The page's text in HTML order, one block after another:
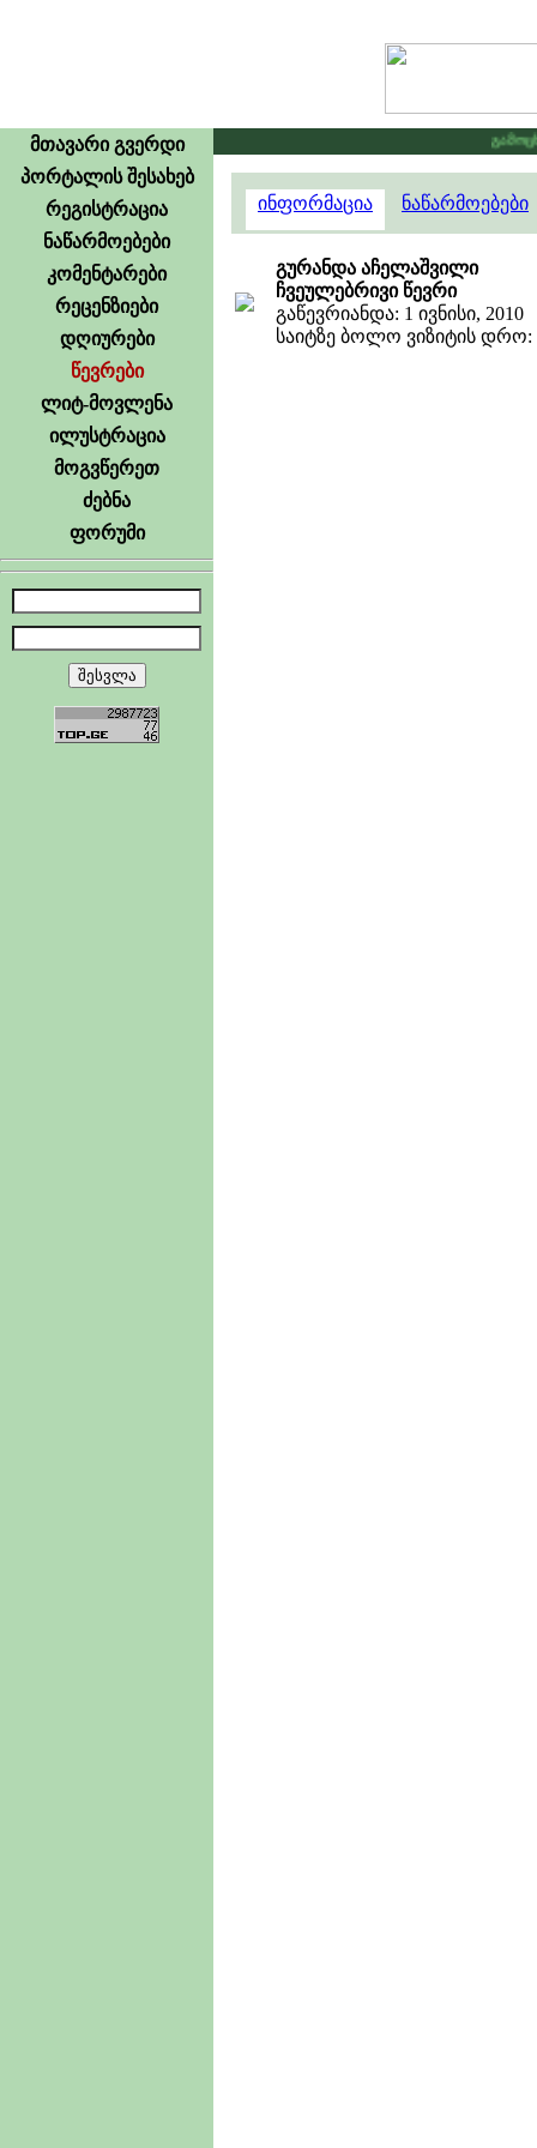
მთავარი გვერდი
პორტალის შესახებ
რეგისტრაცია
ნაწარმოებები
კომენტარები
რეცენზიები
დღიურები
წევრები
ლიტ-მოვლენა
ილუსტრაცია
მოგვწერეთ
ძებნა
ფორუმი
ინფორმაცია ნაწარმოებები
გურანდა აჩელაშვილი
ჩვეულებრივი წევრი
გაწევრიანდა: 1 ივნისი, 2010
საიტზე ბოლო ვიზიტის დრო: